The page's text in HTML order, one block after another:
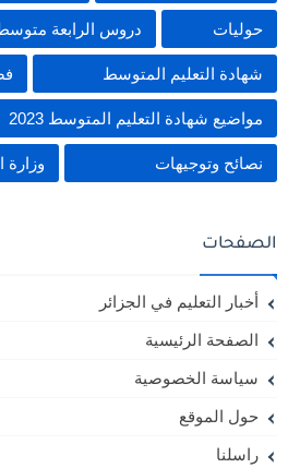
حوليات دروس الرابعة
شهادة التعليم المتوسط
مواضيع شهادة التعليم المتوسط 2023
نصائح وتوجيهات وزارة
الصفحات
أخبار التعليم في الجزائر
الصفحة الرئيسية
سياسة الخصوصية
حول الموقع
راسلنا